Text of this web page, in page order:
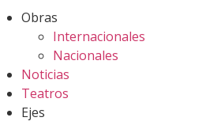
Obras
Internacionales
Nacionales
Noticias
Teatros
Ejes